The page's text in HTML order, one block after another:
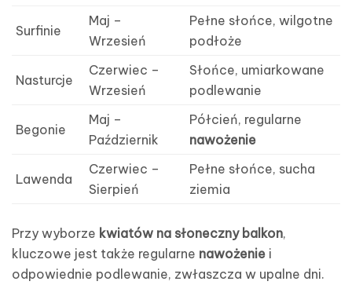
Surfinie
Maj –
Wrzesień
Pełne słońce, wilgotne
podłoże
Nasturcje
Czerwiec –
Wrzesień
Słońce, umiarkowane
podlewanie
Begonie
Maj –
Październik
Półcień, regularne
nawożenie
Lawenda
Czerwiec –
Sierpień
Pełne słońce, sucha
ziemia
Przy wyborze kwiatów na słoneczny balkon,
kluczowe jest także regularne nawożenie i
odpowiednie podlewanie, zwłaszcza w upalne dni.